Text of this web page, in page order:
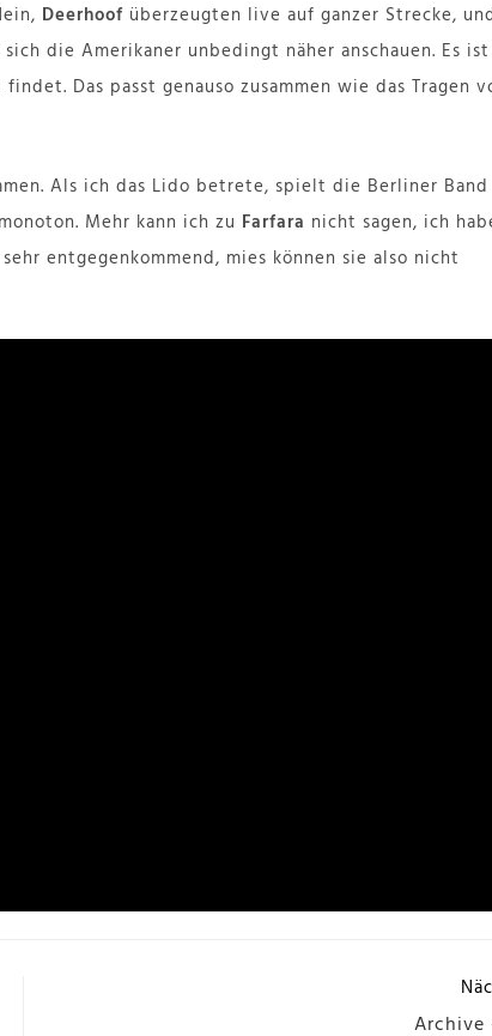
Deerhoof überzeugten live auf ganzer Strecke,
die Amerikaner unbedingt näher anschauen. Es ist
Das passt genauso zusammen wie das Tragen
Als ich das Lido betrete, spielt die Berliner Band
Mehr kann ich zu Farfara nicht sagen, ich
entgegenkommend, mies können sie also nicht
Archive